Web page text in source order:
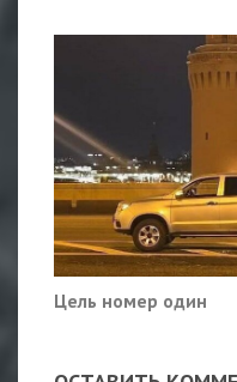
Цель номер один